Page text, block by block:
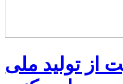
از تولید ملی